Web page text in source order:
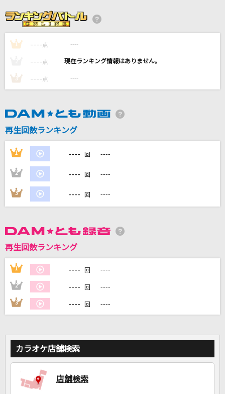
[生音]SWEET 19 BLUES
安室奈美恵
桑田佳祐
EXILE
ナツマトペ
＝LOVE
ADAMAS
LiSA
Aqours
ハナミズキ
一青 窈
1 ---- 点 ----
---- 点 ----
3 ---- 点 ----
再生回数ランキング
1 ---- 回 ----
2 ---- 回 ----
3 ---- 回 ----
再生回数ランキング
1 ---- 回 ----
2 ---- 回 ----
3 ---- 回 ----
カラオケ店舗検索
店舗検索